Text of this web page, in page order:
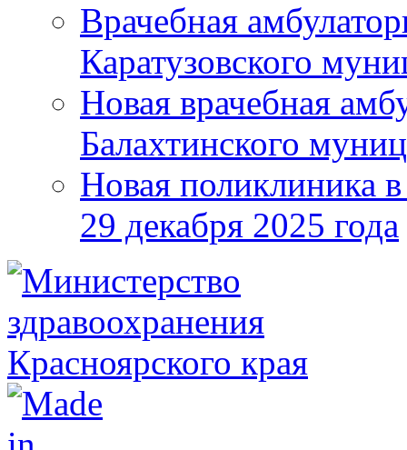
Врачебная
Каратузовского
Новая врачебная
Балахтинского
Новая поликлиника
29 декабря 2025 года